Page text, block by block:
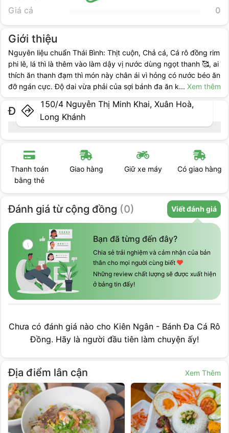
Giá cả
0
Giới thiệu
Nguyên liệu chuẩn Thái Bình: Thịt cuộn, Chả cá, Cá rô đồng rim
phi lê, lá thì là thêm vào làm dậy vị nước dùng ngọt thanh 🥰, ai
thích ăn thanh đạm thì món này chân ái vì hỏng có nước béo ăn
đỡ ngán cực. Độ dai vừa phải của sợi bánh đa ăn k... Xem thêm
Địa điểm cụ thể
150/4 Nguyễn Thị Minh Khai, Xuân Hoà,
Long Khánh
Chỗ đậu ôtô
Giao hàng Giữ xe máy Có giao hàng
Đánh giá từ cộng đồng (0) Viết đánh giá
Bạn đã từng đến đây?
Chia sẻ trải nghiệm và cảm nhận của bản
thân cho mọi người cùng biết
Những review chất lượng sẽ được xuất hiện
ở bảng tin đấy!
Chưa có đánh giá nào cho Kiên Ngân - Bánh Đa Cá Rô
Đồng. Hãy là người đầu tiên làm chuyện ấy!
Địa điểm lân cận Xem Thêm